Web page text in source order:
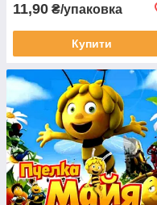
11,90 ₴/упаковка
Купити